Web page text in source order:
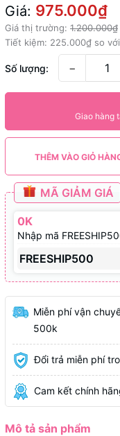
Giá: 975.000₫
Giá thị trường: 1.200.000₫
Tiết kiệm: 225.000₫ so
Số lượng: −
Giao hàng
THÊM VÀO GIỎ
MÃ GIẢM GIÁ
0K
Nhập mã
FREESHIP500
Miễn phí vận
500k
Đổi trả miễn phí
Cam kết chính
Mô tả sản phẩm